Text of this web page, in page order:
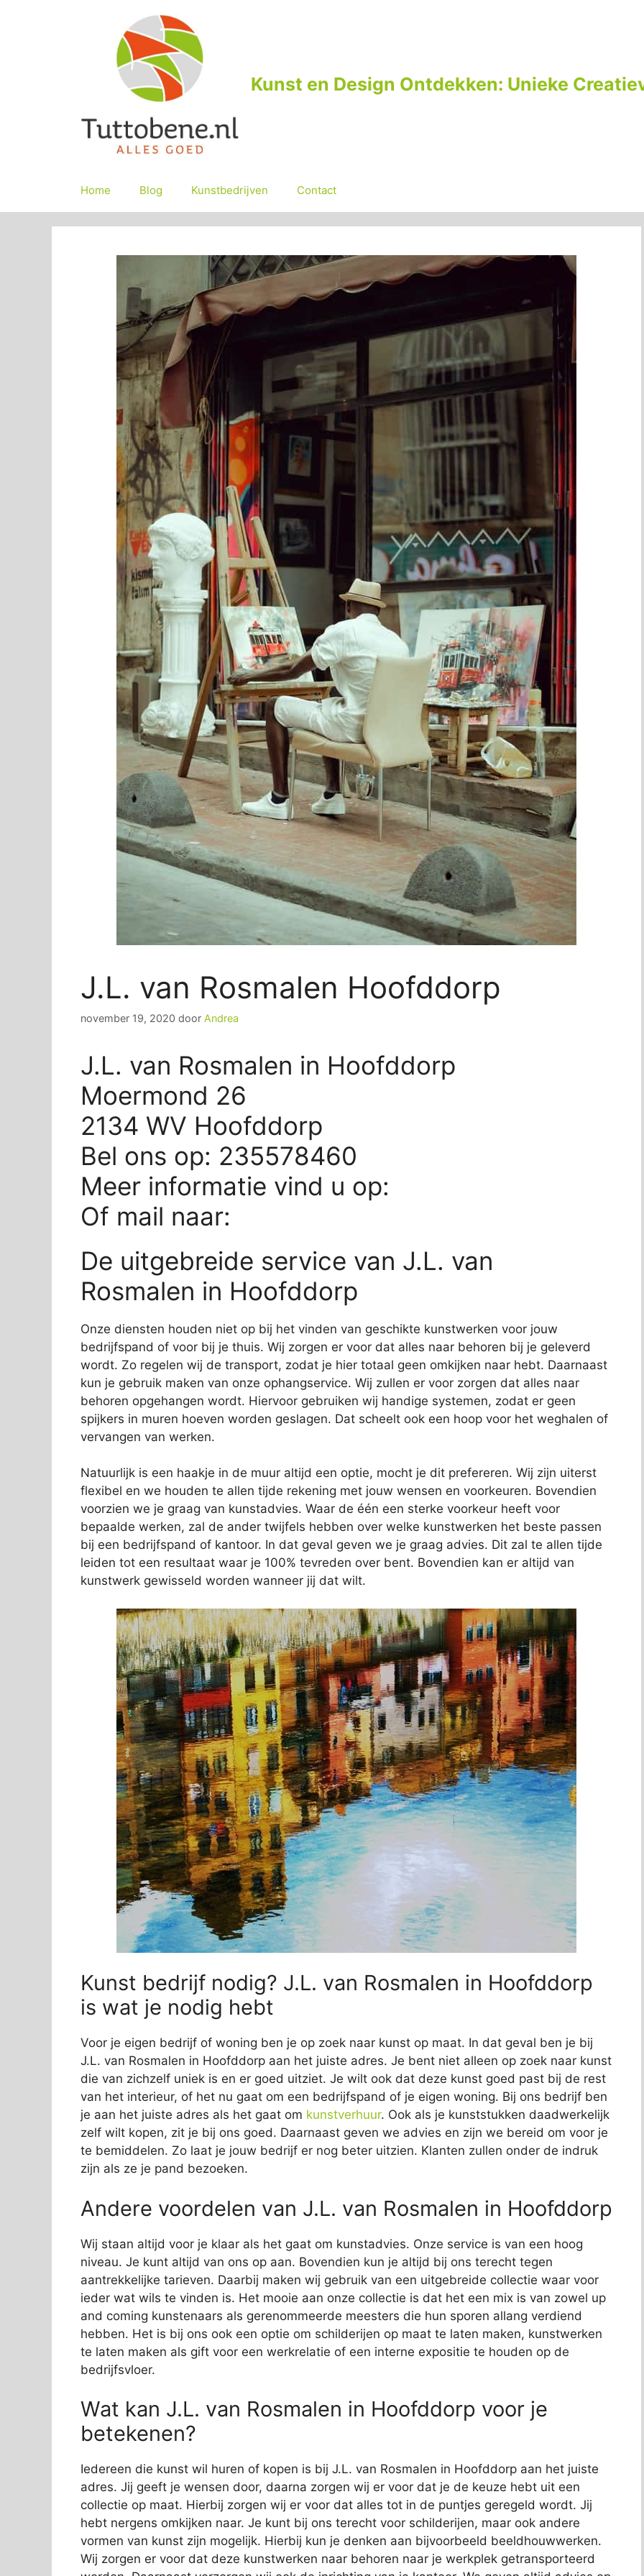
Kunst en Design Ontdekken: Unieke
Home Blog Kunstbedrijven Contact
J.L. van Rosmalen Hoofddorp
november 19, 2020 door Andrea
J.L. van Rosmalen in Hoofddorp
Moermond 26
2134 WV Hoofddorp
Bel ons op: 235578460
Meer informatie vind u op:
Of mail naar:
De uitgebreide service van J.L. van
Rosmalen in Hoofddorp
Onze diensten houden niet op bij het vinden van geschikte kunstwerken voor jouw
bedrijfspand of voor bij je thuis. Wij zorgen er voor dat alles naar behoren bij je geleverd
wordt. Zo regelen wij de transport, zodat je hier totaal geen omkijken naar hebt. Daarnaast
kun je gebruik maken van onze ophangservice. Wij zullen er voor zorgen dat alles naar
behoren opgehangen wordt. Hiervoor gebruiken wij handige systemen, zodat er geen
spijkers in muren hoeven worden geslagen. Dat scheelt ook een hoop voor het weghalen of
vervangen van werken.
Natuurlijk is een haakje in de muur altijd een optie, mocht je dit prefereren. Wij zijn uiterst
flexibel en we houden te allen tijde rekening met jouw wensen en voorkeuren. Bovendien
voorzien we je graag van kunstadvies. Waar de één een sterke voorkeur heeft voor
bepaalde werken, zal de ander twijfels hebben over welke kunstwerken het beste passen
bij een bedrijfspand of kantoor. In dat geval geven we je graag advies. Dit zal te allen tijde
leiden tot een resultaat waar je 100% tevreden over bent. Bovendien kan er altijd van
kunstwerk gewisseld worden wanneer jij dat wilt.
Kunst bedrijf nodig? J.L. van Rosmalen in Hoofddorp
is wat je nodig hebt
Voor je eigen bedrijf of woning ben je op zoek naar kunst op maat. In dat geval ben je bij
J.L. van Rosmalen in Hoofddorp aan het juiste adres. Je bent niet alleen op zoek naar kunst
die van zichzelf uniek is en er goed uitziet. Je wilt ook dat deze kunst goed past bij de rest
van het interieur, of het nu gaat om een bedrijfspand of je eigen woning. Bij ons bedrijf ben
je aan het juiste adres als het gaat om kunstverhuur. Ook als je kunststukken daadwerkelijk
zelf wilt kopen, zit je bij ons goed. Daarnaast geven we advies en zijn we bereid om voor je
te bemiddelen. Zo laat je jouw bedrijf er nog beter uitzien. Klanten zullen onder de indruk
zijn als ze je pand bezoeken.
Andere voordelen van J.L. van Rosmalen in Hoofddorp
Wij staan altijd voor je klaar als het gaat om kunstadvies. Onze service is van een hoog
niveau. Je kunt altijd van ons op aan. Bovendien kun je altijd bij ons terecht tegen
aantrekkelijke tarieven. Daarbij maken wij gebruik van een uitgebreide collectie waar voor
ieder wat wils te vinden is. Het mooie aan onze collectie is dat het een mix is van zowel up
and coming kunstenaars als gerenommeerde meesters die hun sporen allang verdiend
hebben. Het is bij ons ook een optie om schilderijen op maat te laten maken, kunstwerken
te laten maken als gift voor een werkrelatie of een interne expositie te houden op de
bedrijfsvloer.
Wat kan J.L. van Rosmalen in Hoofddorp voor je
betekenen?
Iedereen die kunst wil huren of kopen is bij J.L. van Rosmalen in Hoofddorp aan het juiste
adres. Jij geeft je wensen door, daarna zorgen wij er voor dat je de keuze hebt uit een
collectie op maat. Hierbij zorgen wij er voor dat alles tot in de puntjes geregeld wordt. Jij
hebt nergens omkijken naar. Je kunt bij ons terecht voor schilderijen, maar ook andere
vormen van kunst zijn mogelijk. Hierbij kun je denken aan bijvoorbeeld beeldhouwwerken.
Wij zorgen er voor dat deze kunstwerken naar behoren naar je werkplek getransporteerd